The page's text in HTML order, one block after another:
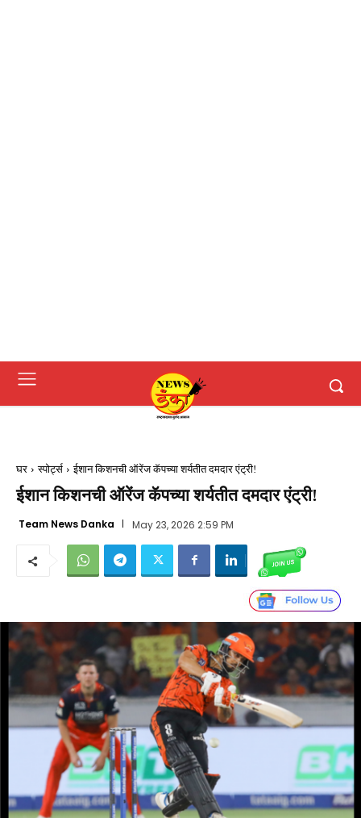
घर स्पोर्ट्स ईशान किशनची ऑरेंज कॅपच्या शर्यतीत दमदार एंट्री!
ईशान किशनची ऑरेंज कॅपच्या शर्यतीत दमदार एंट्री!
Team News Danka May 23, 2026 2:59 PM